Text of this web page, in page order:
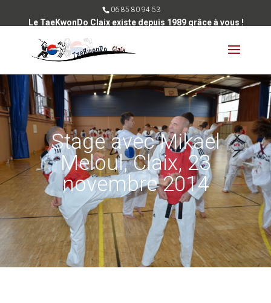
06 85 80 94 53
Le TaeKwonDo Claix existe depuis 1989 grâce à vous !
Stage avec Mikael
Meloul, Claix, 23
novembre 2014